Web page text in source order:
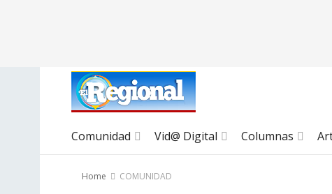
Comunidad Vid@ Digital Columnas
Home COMUNIDAD